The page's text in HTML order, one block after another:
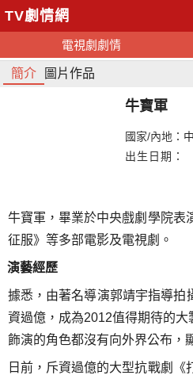
TV劇情網
電視劇劇情
簡介 圖片作品
牛寶軍
國家/內地：
出生日期：
牛寶軍，畢業於中央戲劇學院表
征服》等多部電影及電視劇。
演藝經歷
據悉，由著名導演郭靖宇指導拍
資過億，成為2012值得期待的
飾演的角色都沒有向外界公布，
日前，斥資過億的大型抗戰劇